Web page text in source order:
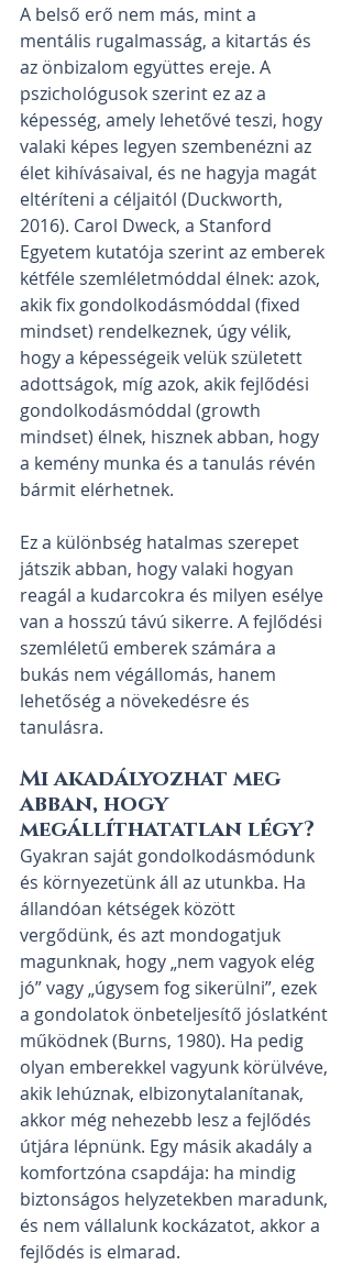
A belső erő nem más, mint a
mentális rugalmasság, a kitartás és
az önbizalom együttes ereje. A
pszichológusok szerint ez az a
képesség, amely lehetővé teszi, hogy
valaki képes legyen szembenézni az
élet kihívásaival, és ne hagyja magát
eltéríteni a céljaitól (Duckworth,
2016). Carol Dweck, a Stanford
Egyetem kutatója szerint az emberek
kétféle szemléletmóddal élnek: azok,
akik fix gondolkodásmóddal (fixed
mindset) rendelkeznek, úgy vélik,
hogy a képességeik velük született
adottságok, míg azok, akik fejlődési
gondolkodásmóddal (growth
mindset) élnek, hisznek abban, hogy
a kemény munka és a tanulás révén
bármit elérhetnek.
Ez a különbség hatalmas szerepet
játszik abban, hogy valaki hogyan
reagál a kudarcokra és milyen esélye
van a hosszú távú sikerre. A fejlődési
szemléletű emberek számára a
bukás nem végállomás, hanem
lehetőség a növekedésre és
tanulásra.
Mi akadályozhat meg
abban, hogy
megállíthatatlan légy?
Gyakran saját gondolkodásmódunk
és környezetünk áll az utunkba. Ha
állandóan kétségek között
vergődünk, és azt mondogatjuk
magunknak, hogy „nem vagyok elég
jó” vagy „úgysem fog sikerülni”, ezek
a gondolatok önbeteljesítő jóslatként
működnek (Burns, 1980). Ha pedig
olyan emberekkel vagyunk körülvéve,
akik lehúznak, elbizonytalanítanak,
akkor még nehezebb lesz a fejlődés
útjára lépnünk. Egy másik akadály a
komfortzóna csapdája: ha mindig
biztonságos helyzetekben maradunk,
és nem vállalunk kockázatot, akkor a
fejlődés is elmarad.